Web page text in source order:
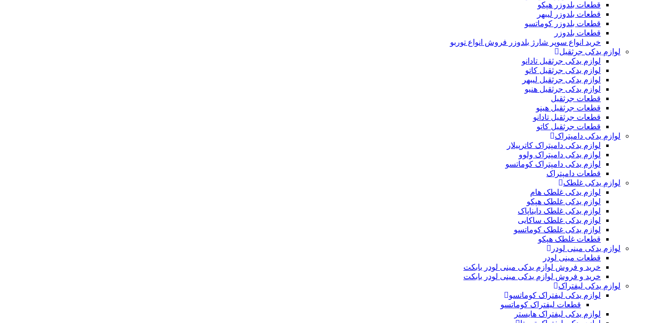
قطعات بلدوزر هپکو
قطعات بلدوزر لیبهر
قطعات بلدوزر کوماتسو
قطعات بلدوزر
خرید انواع سوپر شارژ بلدوزر فروش انواع توربو
لوازم یدکی جرثقیل
لوازم یدکی جرثقیل تادانو
لوازم یدکی جرثقیل کاتو
لوازم یدکی جرثقیل لیبهر
لوازم یدکی جرثقیل هنیو
قطعات جرثقیل
قطعات جرثقیل هینو
قطعات جرثقیل تادانو
قطعات جرثقیل کاتو
لوازم یدکی دامپتراک
لوازم یدکی دامپتراک کاترپیلار
لوازم یدکی دامپتراک ولوو
لوازم یدکی دامپتراک کوماتسو
قطعات دامپتراک
لوازم یدکی غلطک
لوازم یدکی غلطک هام
لوازم یدکی غلطک هپکو
لوازم یدکی غلطک دایناپاک
لوازم یدکی غلطک ساکایی
لوازم یدکی غلطک کوماتسو
قطعات غلطک هپکو
لوازم یدکی مینی لودر
قطعات مینی لودر
خرید و فروش لوازم یدکی مینی لودر بابکت
خرید و فروش لوازم یدکی مینی لودر بابکت
لوازم یدکی لیفتراک
لوازم یدکی لیفتراک کوماتسو
قطعات لیفتراک کوماتسو
لوازم یدکی لیفتراک هایستر